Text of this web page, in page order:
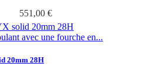
551,00 €
avec une fourche en...
20mm 28H